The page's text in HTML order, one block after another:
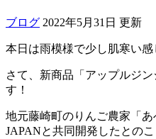
ブログ 2022年5月31日 更新
本日は雨模様で少し肌寒い感
さて、新商品「アップルジ
す！
地元藤崎町のりんご農家「
JAPANと共同開発したとのこ